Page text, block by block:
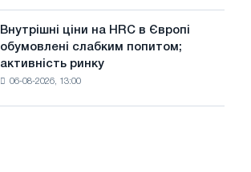
Внутрішні ціни на HRC в Європі
обумовлені слабким попитом;
активність ринку
06-08-2026, 13:00